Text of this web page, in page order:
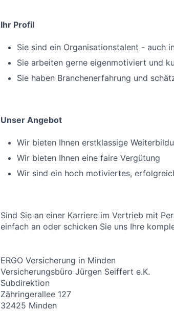
Ihr Profil
Sie sind ein Organisationstalent - auch
Sie arbeiten gerne eigenmotiviert und
Sie haben Branchenerfahrung und
Unser Angebot
Wir bieten Ihnen erstklassige
Wir bieten Ihnen eine faire Vergütung
Wir sind ein hoch motiviertes,
Sind Sie an einer Karriere im Vertrieb mit
einfach an oder schicken Sie uns Ihre
ERGO Versicherung in Minden
Versicherungsbüro Jürgen Seiffert e.K.
Subdirektion
Zähringerallee 127
32425 Minden